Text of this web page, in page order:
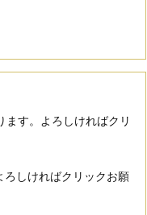
ます。よろしければクリ
ろしければクリックお願